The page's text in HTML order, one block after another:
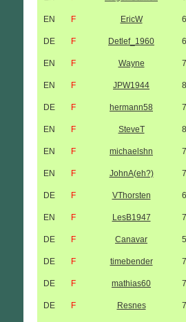
EN F EricW
DE F Detlef_1960
EN F Wayne
EN F JPW1944
DE F hermann58
EN F SteveT
EN F michaelshn
EN F JohnA(eh?)
DE F VThorsten
EN F LesB1947
DE F Canavar
DE F timebender
DE F mathias60
DE F Resnes